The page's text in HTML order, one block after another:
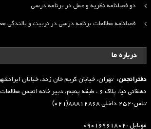
دو فصلنامه نظریه و عمل در برنامه درسی
فصلنامه مطالعات برنامه درسی در تربیت و بالندگی
درباره ما
دفترانجمن: تهران، خیابان کریم خان زند، خیابان
دهقانی نیا، پلاک ۶ ، طبقه پنجم، دبیر خانه انجمن مطالعات برنامه درسی ایران
تلفن:۲۵۲ داخلی ۸۸۸۱۲۸۶۸(۰۲۱)
موبایل :۰۹۰۱۶۹۶۱۸۰۲